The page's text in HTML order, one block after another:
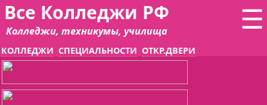
☰
Все Колледжи РФ
Колледжи, техникумы, училища
КОЛЛЕДЖИ СПЕЦИАЛЬНОСТИ ОТКР.ДВЕРИ